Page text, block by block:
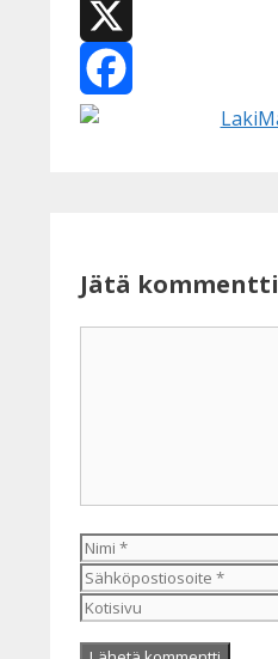
WhatsApp
X
Facebook
Jätä kommentti
Nimi